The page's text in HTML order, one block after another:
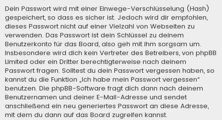
Dein Passwort wird mit einer Einwege-Verschlüsselung (Hash)
gespeichert, so dass es sicher ist. Jedoch wird dir empfohlen,
dieses Passwort nicht auf einer Vielzahl von Webseiten zu
verwenden. Das Passwort ist dein Schlüssel zu deinem
Benutzerkonto für das Board, also geh mit ihm sorgsam um.
Insbesondere wird dich kein Vertreter des Betreibers, von phpBB
Limited oder ein Dritter berechtigterweise nach deinem
Passwort fragen. Solltest du dein Passwort vergessen haben, so
kannst du die Funktion „Ich habe mein Passwort vergessen“
benutzen. Die phpBB-Software fragt dich dann nach deinem
Benutzernamen und deiner E-Mail-Adresse und sendet
anschließend ein neu generiertes Passwort an diese Adresse,
mit dem du dann auf das Board zugreifen kannst.